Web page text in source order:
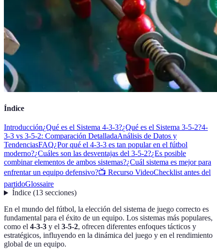
Índice
Introducción¿Qué es el Sistema 4-3-3?¿Qué es el Sistema 3-5-2?4-
3-3 vs 3-5-2: Comparación DetalladaAnálisis de Datos y
TendenciasFAQ¿Por qué el 4-3-3 es tan popular en el fútbol
moderno?¿Cuáles son las desventajas del 3-5-2?¿Es posible
combinar elementos de ambos sistemas?¿Cuál sistema es mejor para
enfrentar un equipo defensivo?📺 Recurso VideoChecklist antes del
partidoGlossaire
Índice(13 secciones)
En el mundo del fútbol, la elección del sistema de juego correcto es
fundamental para el éxito de un equipo. Los sistemas más populares,
como el 4-3-3 y el 3-5-2, ofrecen diferentes enfoques tácticos y
estratégicos, influyendo en la dinámica del juego y en el rendimiento
global de un equipo.